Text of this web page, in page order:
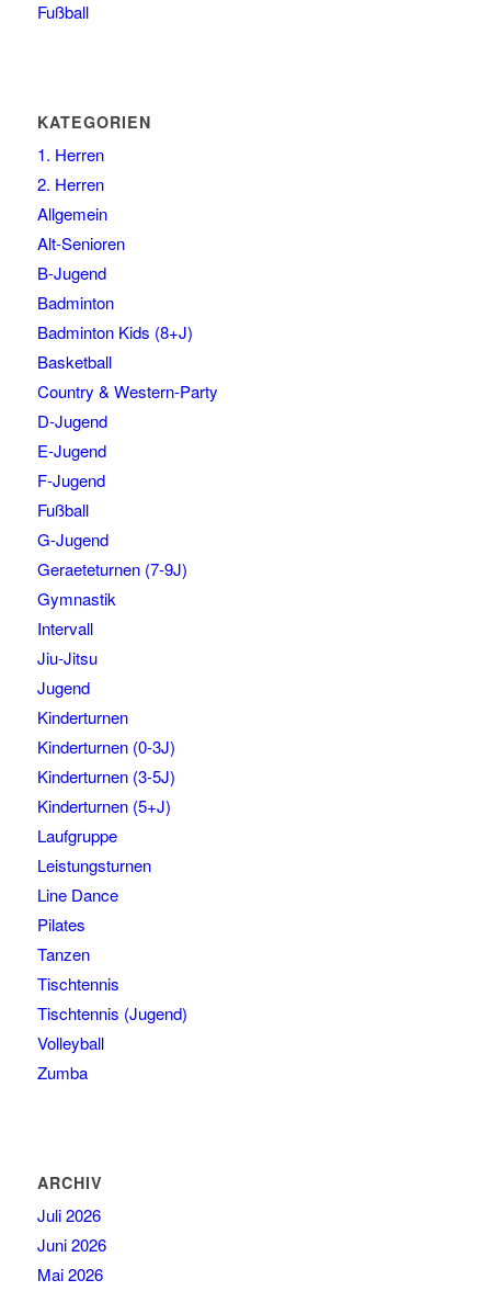
Fußball
KATEGORIEN
1. Herren
2. Herren
Allgemein
Alt-Senioren
B-Jugend
Badminton
Badminton Kids (8+J)
Basketball
Country & Western-Party
D-Jugend
E-Jugend
F-Jugend
Fußball
G-Jugend
Geraeteturnen (7-9J)
Gymnastik
Intervall
Jiu-Jitsu
Jugend
Kinderturnen
Kinderturnen (0-3J)
Kinderturnen (3-5J)
Kinderturnen (5+J)
Laufgruppe
Leistungsturnen
Line Dance
Pilates
Tanzen
Tischtennis
Tischtennis (Jugend)
Volleyball
Zumba
ARCHIV
Juli 2026
Juni 2026
Mai 2026